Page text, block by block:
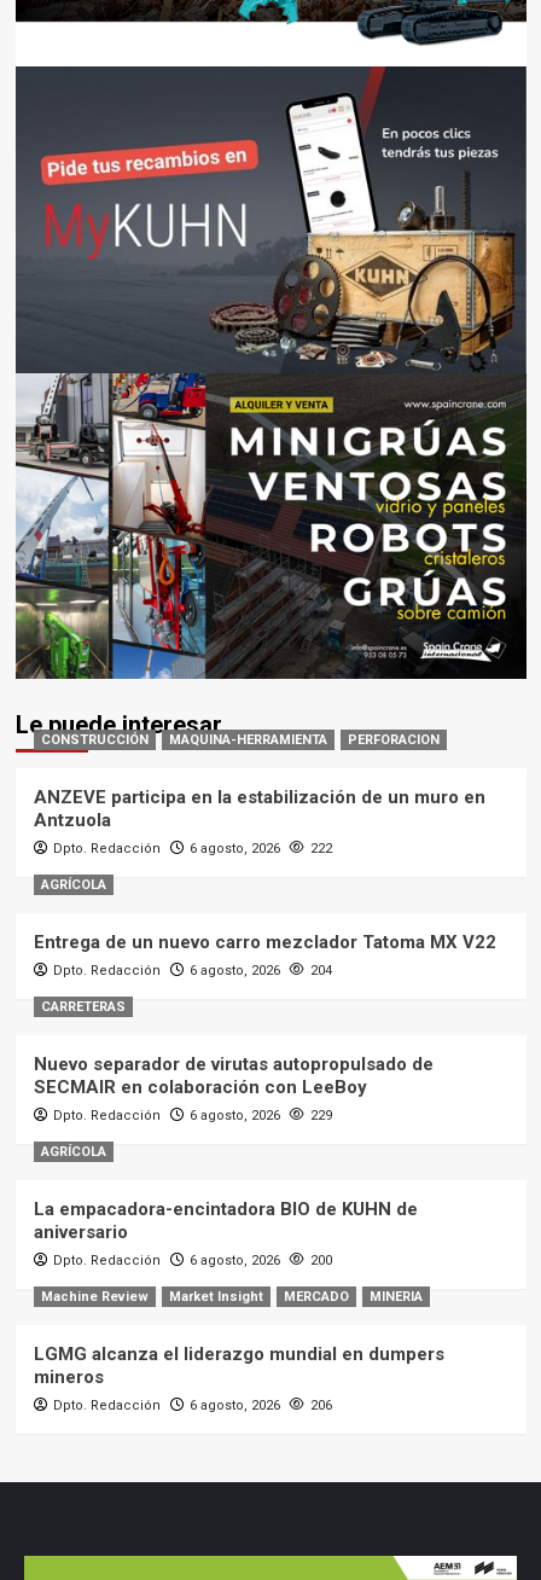
Le puede interesar
CONSTRUCCIÓN MAQUINA-HERRAMIENTA PERFORACION
ANZEVE participa en la estabilización de un muro en
Antzuola
Dpto. Redacción 6 agosto, 2026 222
AGRÍCOLA
Entrega de un nuevo carro mezclador Tatoma MX V22
Dpto. Redacción 6 agosto, 2026 204
CARRETERAS
Nuevo separador de virutas autopropulsado de
SECMAIR en colaboración con LeeBoy
Dpto. Redacción 6 agosto, 2026 229
AGRÍCOLA
La empacadora-encintadora BIO de KUHN de
aniversario
Dpto. Redacción 6 agosto, 2026 200
Machine Review Market Insight MERCADO MINERIA
LGMG alcanza el liderazgo mundial en dumpers
mineros
Dpto. Redacción 6 agosto, 2026 206